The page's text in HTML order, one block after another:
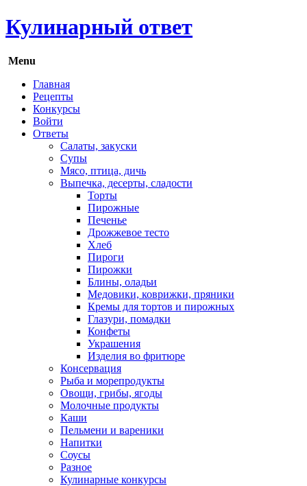
Кулинарный ответ
Menu
Главная
Рецепты
Конкурсы
Войти
Ответы
Салаты, закуски
Супы
Мясо, птица, дичь
Выпечка, десерты, сладости
Торты
Пирожные
Печенье
Дрожжевое тесто
Хлеб
Пироги
Пирожки
Блины, оладьи
Медовики, коврижки, пряники
Кремы для тортов и пирожных
Глазури, помадки
Конфеты
Украшения
Изделия во фритюре
Консервация
Рыба и морепродукты
Овощи, грибы, ягоды
Молочные продукты
Каши
Пельмени и вареники
Напитки
Соусы
Разное
Кулинарные конкурсы